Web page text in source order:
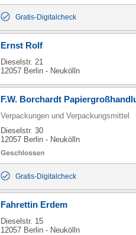
Gratis-Digitalcheck
Ernst Rolf
Dieselstr. 21
12057 Berlin - Neukölln
F.W. Borchardt
Verpackungen und Verpackungsmittel
Dieselstr. 30
12057 Berlin - Neukölln
Gratis-Digitalcheck
Fahrettin Erdem
Dieselstr. 15
12057 Berlin - Neukölln